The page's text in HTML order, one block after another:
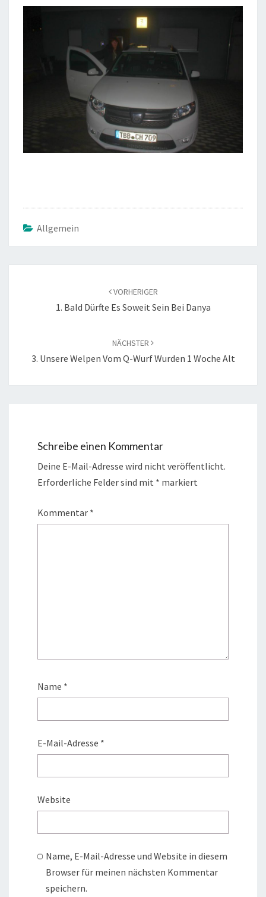
Allgemein
VORHERIGER
1. Bald Dürfte Es Soweit Sein Bei Danya
NÄCHSTER
3. Unsere Welpen Vom Q-Wurf Wurden 1 Woche Alt
Schreibe einen Kommentar
Deine E-Mail-Adresse wird nicht veröffentlicht.
Erforderliche Felder sind mit * markiert
Kommentar *
Name *
E-Mail-Adresse *
Website
Name, E-Mail-Adresse und Website in diesem
Browser für meinen nächsten Kommentar
speichern.